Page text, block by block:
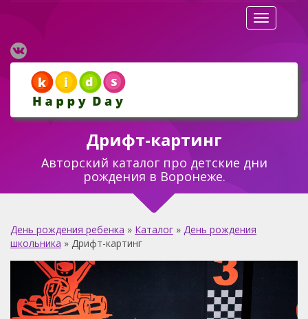
Дрифт-картинг
Авторский каталог про детские дни
рождения в Воронеже.
День рождения ребенка » Каталог » День рождения
школьника » Дрифт-картинг